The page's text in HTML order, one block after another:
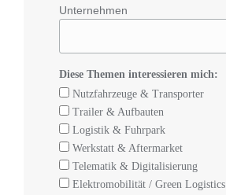
Unternehmen
Diese Themen interessieren mich:
Nutzfahrzeuge & Transporter
Trailer & Aufbauten
Logistik & Fuhrpark
Werkstatt & Aftermarket
Telematik & Digitalisierung
Elektromobilität / Green Logistics